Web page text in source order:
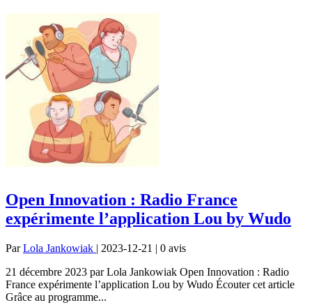
Open Innovation : Radio France
expérimente l’application Lou by Wudo
ParLola Jankowiak | 2023-12-21 | 0 avis
21 décembre 2023 par Lola Jankowiak Open Innovation : Radio
France expérimente l’application Lou by Wudo Écouter cet article
Grâce au programme...